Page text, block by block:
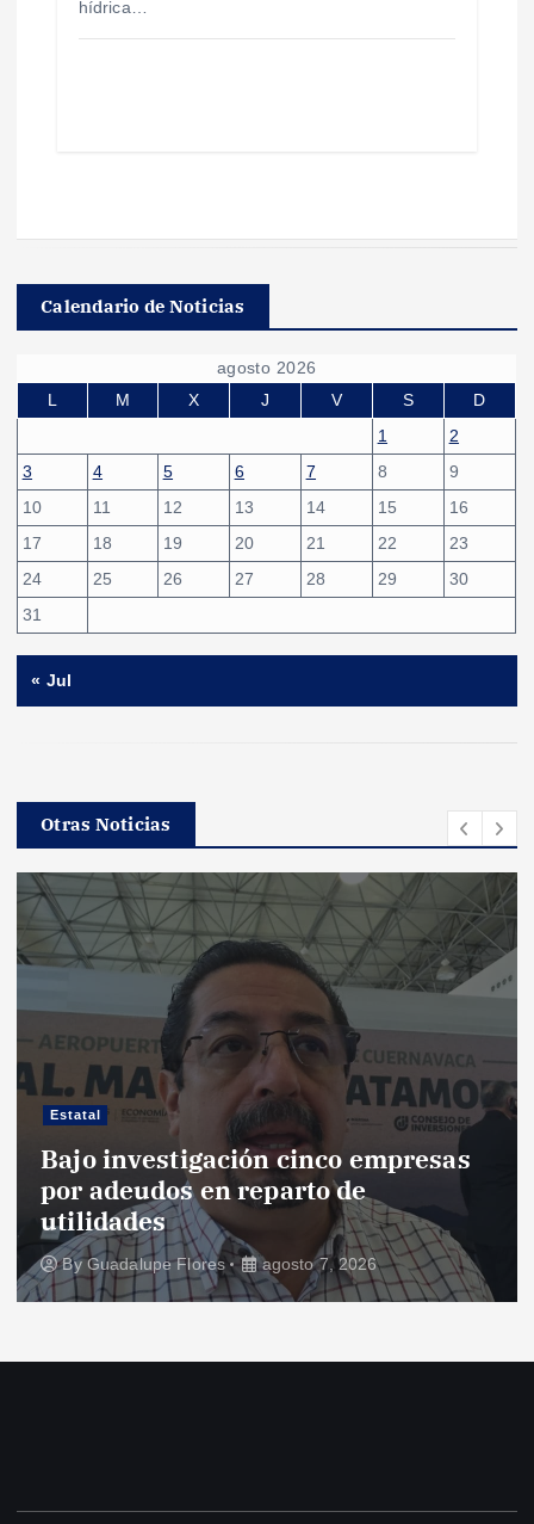
hídrica…
Calendario de Noticias
agosto 2026
L
M X J V S
D
1
2
3
4 5 6 7 8
9
10
11 12 13 14 15
16
17
18 19 20 21 22
23
24
25 26 27 28 29
30
31
« Jul
Otras Noticias
Estatal
Bajo investigación cinco empresas
por adeudos en reparto de
utilidades
ByGuadalupe Flores agosto 7, 2026